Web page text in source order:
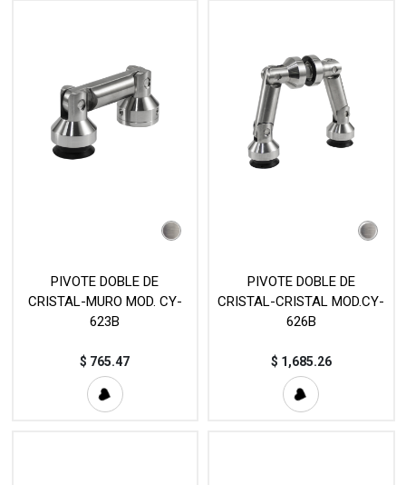
PIVOTE DOBLE DE
CRISTAL-MURO MOD. CY-
623B
$ 765.47
PIVOTE DOBLE DE
CRISTAL-CRISTAL MOD.CY-
626B
$ 1,685.26